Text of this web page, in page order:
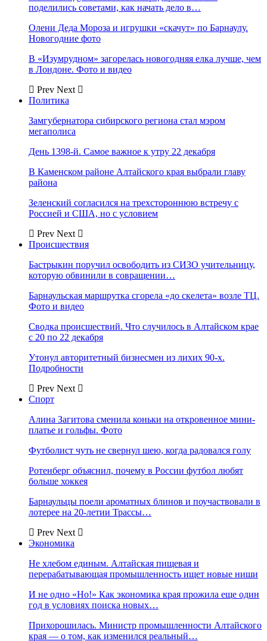
поделились советами, как начать дело в…
Олени Деда Мороза и игрушки «скачут» по Барнаулу.
Новогодние фото
В «Изумрудном» загорелась новогодняя елка лучше, чем
в Лондоне. Фото и видео
Prev Next
Политика
Замгубернатора сибирского региона стал мэром
мегаполиса
День 1398-й. Самое важное к утру 22 декабря
В Каменском районе Алтайского края выбрали главу
района
Зеленский согласился на трехстороннюю встречу с
Россией и США, но с условием
Prev Next
Происшествия
Бастрыкин поручил освободить из СИЗО учительницу,
которую обвинили в совращении…
Барнаульская маршрутка сгорела «до скелета» возле ТЦ.
Фото и видео
Сводка происшествий. Что случилось в Алтайском крае
с 20 по 22 декабря
Утонул авторитетный бизнесмен из лихих 90-х.
Подробности
Prev Next
Спорт
Алина Загитова сменила коньки на откровенное мини-
платье и гольфы. Фото
Футболист чуть не свернул шею, когда радовался голу
Ротенберг объяснил, почему в России футбол любят
больше хоккея
Барнаульцы поели ароматных блинов и поучаствовали в
лотерее на 20-летии Трассы…
Prev Next
Экономика
Не хлебом единым. Алтайская пищевая и
перерабатывающая промышленность ищет новые ниши
И не одно «Но!» Как экономика края прожила еще один
год в условиях поиска новых…
Прихорошилась. Министр промышленности Алтайского
края — о том, как изменился реальный…